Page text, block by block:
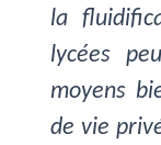
la
lycées
moyens
de vie